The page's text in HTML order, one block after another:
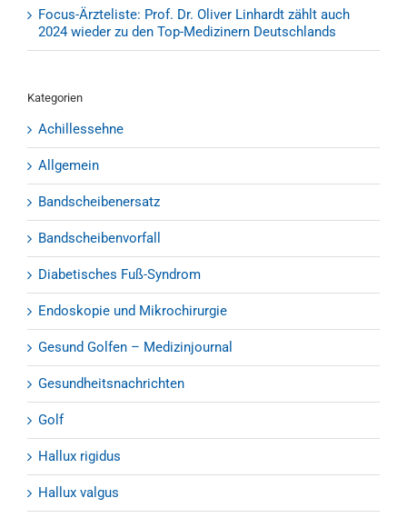
Focus-Ärzteliste: Prof. Dr. Oliver Linhardt zählt auch
2024 wieder zu den Top-Medizinern Deutschlands
Kategorien
Achillessehne
Allgemein
Bandscheibenersatz
Bandscheibenvorfall
Diabetisches Fuß-Syndrom
Endoskopie und Mikrochirurgie
Gesund Golfen – Medizinjournal
Gesundheitsnachrichten
Golf
Hallux rigidus
Hallux valgus